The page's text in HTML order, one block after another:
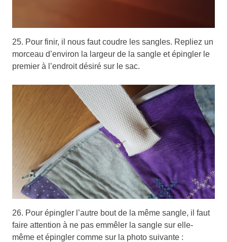
25. Pour finir, il nous faut coudre les sangles. Repliez un
morceau d’environ la largeur de la sangle et épingler le
premier à l’endroit désiré sur le sac.
26. Pour épingler l’autre bout de la même sangle, il faut
faire attention à ne pas emmêler la sangle sur elle-
même et épingler comme sur la photo suivante :